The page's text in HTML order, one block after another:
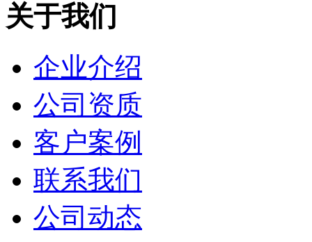
关于我们
企业介绍
公司资质
客户案例
联系我们
公司动态